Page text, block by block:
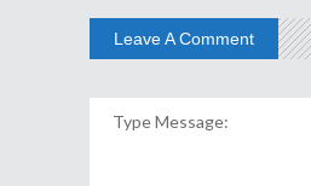
Leave A Comment